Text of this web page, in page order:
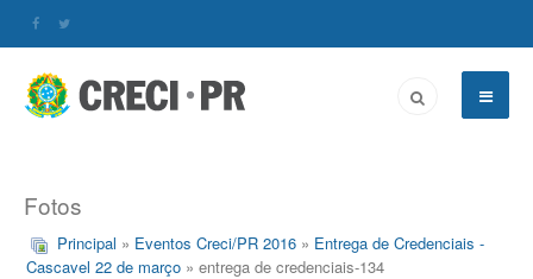
Fotos
Principal » Eventos Creci/PR 2016 » Entrega de Credenciais -
Cascavel 22 de março » entrega de credenciais-134